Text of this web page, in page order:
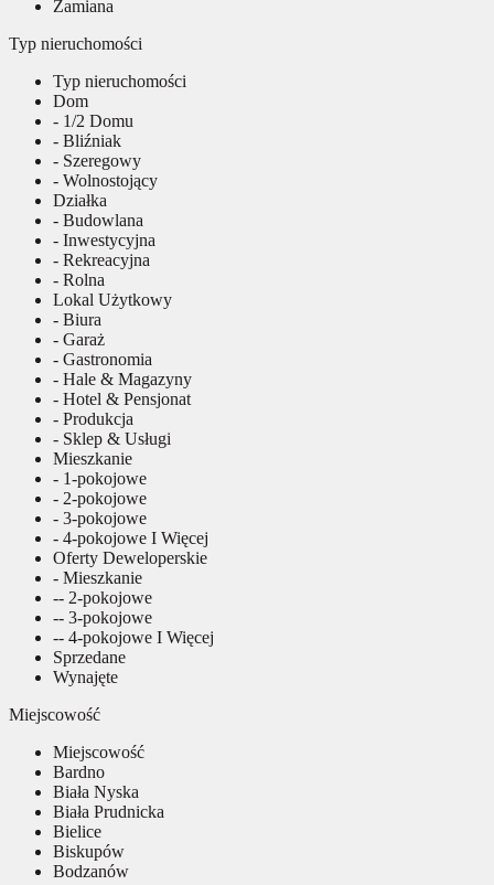
Zamiana
Typ nieruchomości
Typ nieruchomości
Dom
- 1/2 Domu
- Bliźniak
- Szeregowy
- Wolnostojący
Działka
- Budowlana
- Inwestycyjna
- Rekreacyjna
- Rolna
Lokal Użytkowy
- Biura
- Garaż
- Gastronomia
- Hale & Magazyny
- Hotel & Pensjonat
- Produkcja
- Sklep & Usługi
Mieszkanie
- 1-pokojowe
- 2-pokojowe
- 3-pokojowe
- 4-pokojowe I Więcej
Oferty Deweloperskie
- Mieszkanie
-- 2-pokojowe
-- 3-pokojowe
-- 4-pokojowe I Więcej
Sprzedane
Wynajęte
Miejscowość
Miejscowość
Bardno
Biała Nyska
Biała Prudnicka
Bielice
Biskupów
Bodzanów